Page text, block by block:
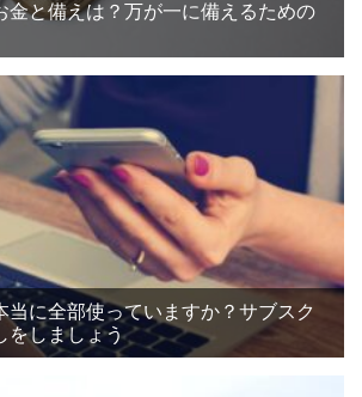
金と備えは？万が一に備えるための
当に全部使っていますか？サブスク
をしましょう